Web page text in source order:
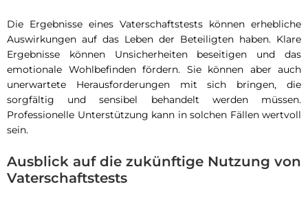
Die Ergebnisse eines Vaterschaftstests können erhebliche
Auswirkungen auf das Leben der Beteiligten haben. Klare
Ergebnisse können Unsicherheiten beseitigen und das
emotionale Wohlbefinden fördern. Sie können aber auch
unerwartete Herausforderungen mit sich bringen, die
sorgfältig und sensibel behandelt werden müssen.
Professionelle Unterstützung kann in solchen Fällen wertvoll
sein.
Ausblick auf die zukünftige Nutzung von
Vaterschaftstests